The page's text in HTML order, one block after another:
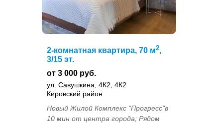
2-комнатная квартира, 70 м2,
3/15 эт.
от 3 000 руб.
ул. Савушкина, 4К2, 4К2
Кировский район
Новый Жилой Комплекс "Прогресс"в
10 мин от центра города; Рядом